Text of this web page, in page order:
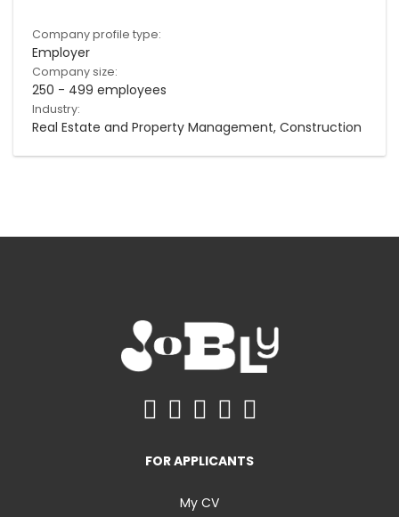
Company profile type:
Employer
Company size:
250 - 499 employees
Industry:
Real Estate and Property Management, Construction
FOR APPLICANTS
My CV